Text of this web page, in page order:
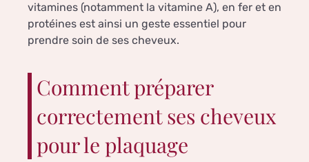
vitamines (notamment la vitamine A), en fer et en
protéines est ainsi un geste essentiel pour
prendre soin de ses cheveux.
Comment préparer
correctement ses cheveux
pour le plaquage